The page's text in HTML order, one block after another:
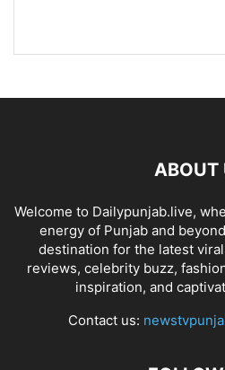
ABOUT
Welcome to Dailypunjab.live,
energy of Punjab and
destination for the latest
reviews, celebrity buzz,
inspiration, and
Contact us: